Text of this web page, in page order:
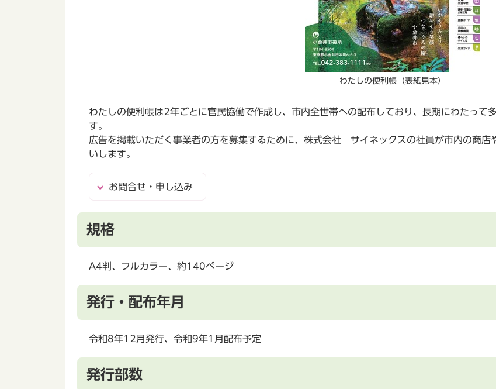
わたしの便利帳（表紙見本）
わたしの便利帳は2年ごとに官民協働で作成し、市内全世帯への配布しており、長期にわたって
す。
広告を掲載いただく事業者の方を募集するために、株式会社 サイネックスの社員が市内の商店
いします。
お問合せ・申し込み
規格
A4判、フルカラー、約140ページ
発行・配布年月
令和8年12月発行、令和9年1月配布予定
発行部数